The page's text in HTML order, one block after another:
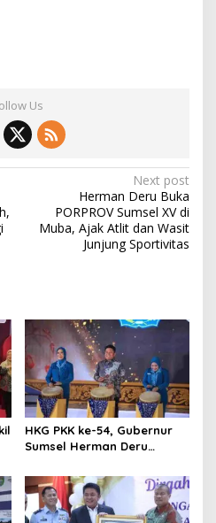
Us
Next post
Herman Deru Buka
PORPROV Sumsel XV di
Muba, Ajak Atlit dan Wasit
Junjung Sportivitas
HKG PKK ke-54, Gubernur
Sumsel Herman Deru
dan Penguatan Peran
Perempuan